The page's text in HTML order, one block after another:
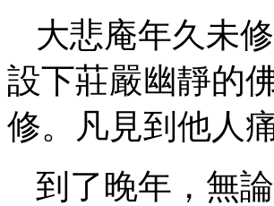
大悲庵年久未
設下莊嚴幽靜的
修。凡見到他人
到了晚年，無